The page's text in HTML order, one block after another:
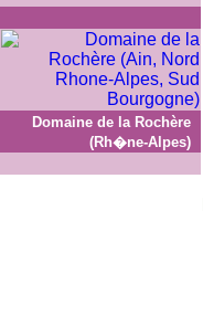
Domaine de la Rochère
(Rh�ne-Alpes)